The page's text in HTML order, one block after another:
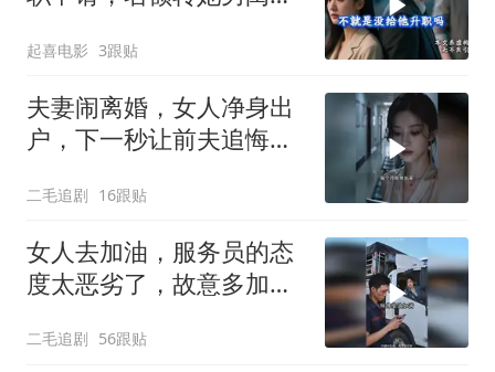
起喜电影 3跟贴
夫妻闹离婚，女人净身出
户，下一秒让前夫追悔莫
二毛追剧 16跟贴
女人去加油，服务员的态
度太恶劣了，故意多加油
二毛追剧 56跟贴